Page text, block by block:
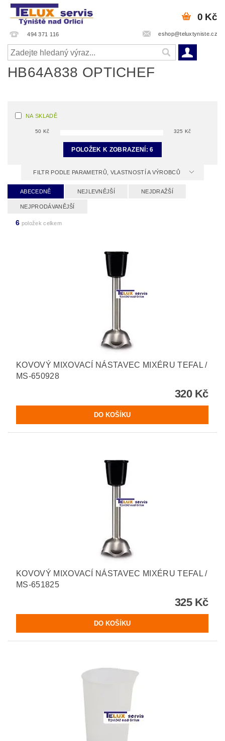
494 371 116 eshop@teluxtyniste.cz
0 Kč
HB64A838 OPTICHEF
NA SKLADĚ
50 Kč 325 Kč
POLOŽEK K ZOBRAZENÍ:6
FILTR PODLE PARAMETRŮ, VLASTNOSTÍ A VÝROBCŮ
ABECEDNĚ NEJLEVNĚJŠÍ NEJDRAŽŠÍ
NEJPRODÁVANĚJŠÍ
6 položek celkem
KOVOVÝ MIXOVACÍ NÁSTAVEC MIXÉRU TEFAL /
MS-650928
320 Kč
KOVOVÝ MIXOVACÍ NÁSTAVEC MIXÉRU TEFAL /
MS-651825
325 Kč